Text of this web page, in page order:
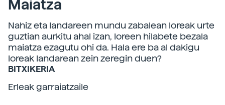
Maiatza
Nahiz eta landareen mundu zabalean loreak urte
guztian aurkitu ahal izan, loreen hilabete bezala
maiatza ezagutu ohi da. Hala ere ba al dakigu
loreak landarean zein zeregin duen?
BITXIKERIA
Erleak garraiatzaile